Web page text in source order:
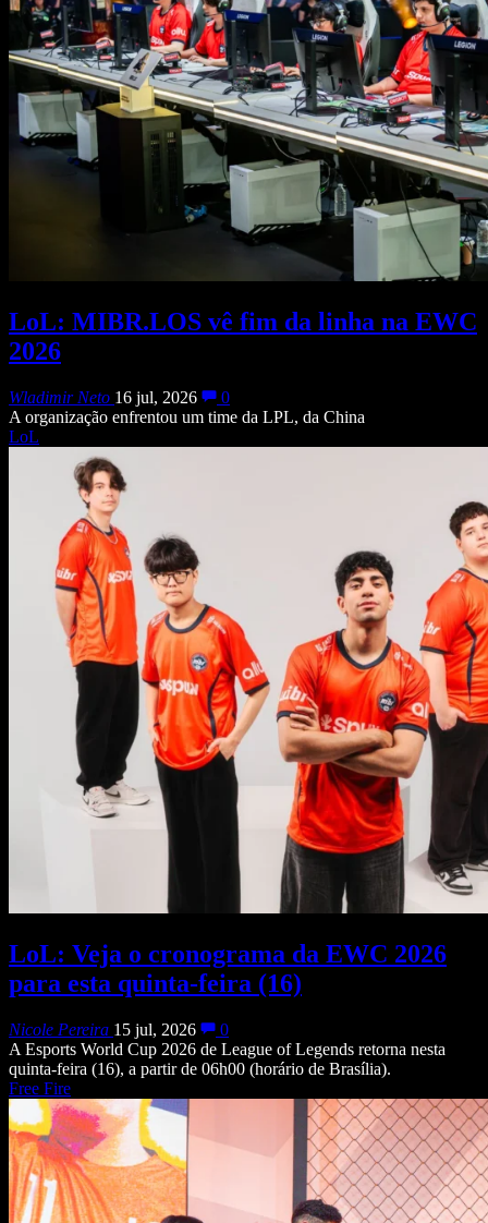
LoL: MIBR.LOS vê fim da linha na EWC
2026
Wladimir Neto 16 jul, 2026
0
A organização enfrentou um time da LPL, da China
LoL
LoL: Veja o cronograma da EWC 2026
para esta quinta-feira (16)
Nicole Pereira 15 jul, 2026
0
A Esports World Cup 2026 de League of Legends retorna nesta
quinta-feira (16), a partir de 06h00 (horário de Brasília).
Free Fire